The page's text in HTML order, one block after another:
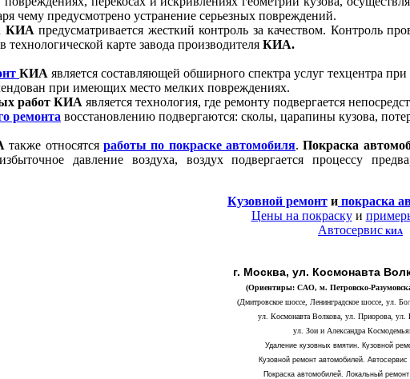
чему предусмотрено устранение серьезных повреждений.
КИА предусматривается жесткий контроль за качеством. Контроль
технологической карте завода производителя КИА.
КИА является составляющей обширного спектра услуг техцентра при
при имеющих место мелких повреждениях.
работ КИА является технология, где ремонту подвергается
ремонта восстановлению подвергаются: сколы, царапины кузова,
также относятся работы по покраске автомобиля.Покраска
давление воздуха, воздух подвергается процессу
Кузовной ремонт и покраска
Цены на покраскуи
Автосервис КИА
г. Москва, ул. Космонавта
(Ориентиры: САО, м. Петровско-
(Дмитровское шоссе, Ленинградское шоссе, ул.
ул. Космонавта Волкова, ул. Приорова, ул.
ул. Зои и Александра
Удаление кузовных вмятин. Кузовной
Кузовной ремонт автомобилей. Автосервис
Покраска автомобилей. Локальный ремонт